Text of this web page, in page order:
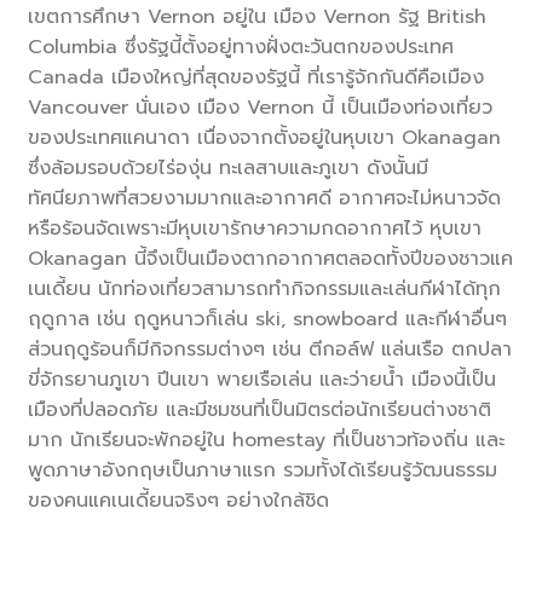
เขตการศึกษา Vernon อยู่ใน เมือง Vernon รัฐ British
Columbia ซึ่งรัฐนี้ตั้งอยู่ทางฝั่งตะวันตกของประเทศ
Canada เมืองใหญ่ที่สุดของรัฐนี้ ที่เรารู้จักกันดีคือเมือง
Vancouver นั่นเอง เมือง Vernon นี้ เป็นเมืองท่องเที่ยว
ของประเทศแคนาดา เนื่องจากตั้งอยู่ในหุบเขา Okanagan
ซึ่งล้อมรอบด้วยไร่องุ่น ทะเลสาบและภูเขา ดังนั้นมี
ทัศนียภาพที่สวยงามมากและอากาศดี อากาศจะไม่หนาวจัด
หรือร้อนจัดเพราะมีหุบเขารักษาความกดอากาศไว้ หุบเขา
Okanagan นี้จึงเป็นเมืองตากอากาศตลอดทั้งปีของชาวแค
เนเดี้ยน นักท่องเที่ยวสามารถทำกิจกรรมและเล่นกีฬาได้ทุก
ฤดูกาล เช่น ฤดูหนาวก็เล่น ski, snowboard และกีฬาอื่นๆ
ส่วนฤดูร้อนก็มีกิจกรรมต่างๆ เช่น ตีกอล์ฟ แล่นเรือ ตกปลา
ขี่จักรยานภูเขา ปีนเขา พายเรือเล่น และว่ายน้ำ เมืองนี้เป็น
เมืองที่ปลอดภัย และมีชมชนที่เป็นมิตรต่อนักเรียนต่างชาติ
มาก นักเรียนจะพักอยู่ใน homestay ที่เป็นชาวท้องถิ่น และ
พูดภาษาอังกฤษเป็นภาษาแรก รวมทั้งได้เรียนรู้วัฒนธรรม
ของคนแคเนเดี้ยนจริงๆ อย่างใกล้ชิด